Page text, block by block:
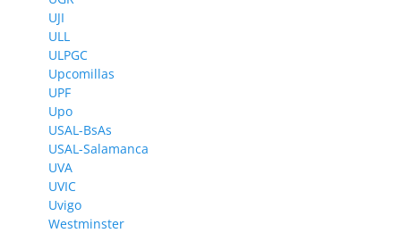
UJI
ULL
ULPGC
Upcomillas
UPF
Upo
USAL-BsAs
USAL-Salamanca
UVA
UVIC
Uvigo
Westminster